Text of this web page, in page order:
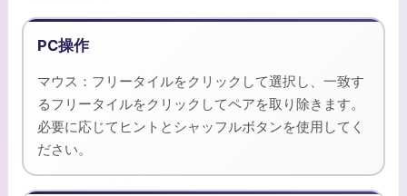
PC操作
マウス：フリータイルをクリックして選択し、一致す
るフリータイルをクリックしてペアを取り除きます。
必要に応じてヒントとシャッフルボタンを使用してく
ださい。